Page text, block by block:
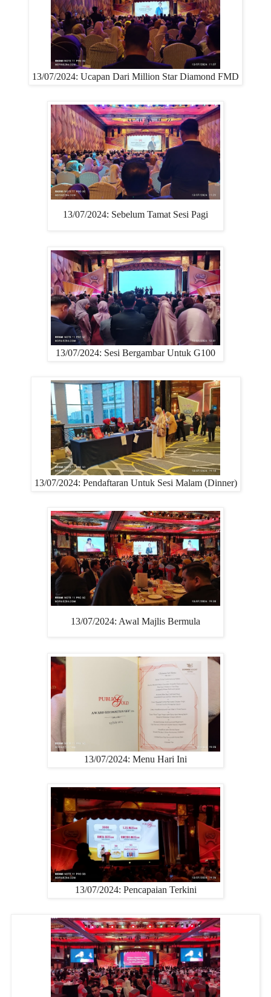
13/07/2024: Ucapan Dari Million Star Diamond FMD
13/07/2024: Sebelum Tamat Sesi Pagi
13/07/2024: Sesi Bergambar Untuk G100
13/07/2024: Pendaftaran Untuk Sesi Malam (Dinner)
13/07/2024: Awal Majlis Bermula
13/07/2024: Menu Hari Ini
13/07/2024: Pencapaian Terkini